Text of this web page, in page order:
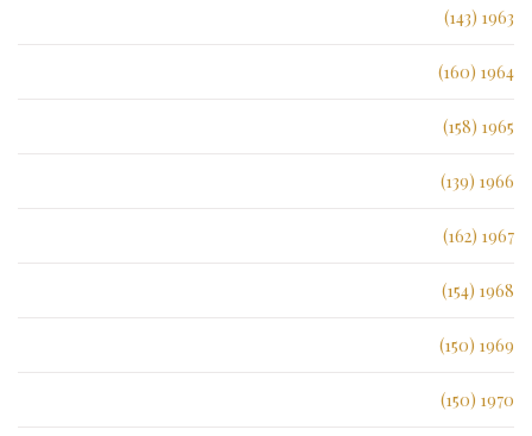
1963 (143)
1964 (160)
1965 (158)
1966 (139)
1967 (162)
1968 (154)
1969 (150)
1970 (150)